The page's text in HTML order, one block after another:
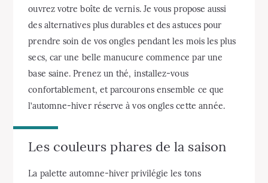
ouvrez votre boîte de vernis. Je vous propose aussi
des alternatives plus durables et des astuces pour
prendre soin de vos ongles pendant les mois les plus
secs, car une belle manucure commence par une
base saine. Prenez un thé, installez-vous
confortablement, et parcourons ensemble ce que
l’automne-hiver réserve à vos ongles cette année.
Les couleurs phares de la saison
La palette automne-hiver privilégie les tons